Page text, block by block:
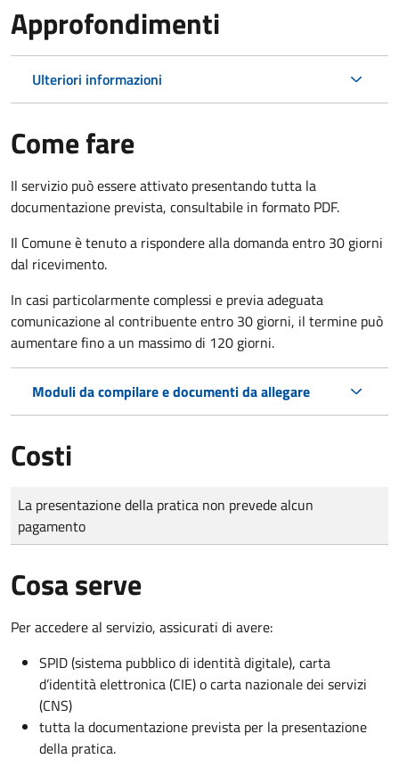
Approfondimenti
Ulteriori informazioni
Come fare
Il servizio può essere attivato presentando tutta la
documentazione prevista, consultabile in formato PDF.
Il Comune è tenuto a rispondere alla domanda entro 30 giorni
dal ricevimento.
In casi particolarmente complessi e previa adeguata
comunicazione al contribuente entro 30 giorni, il termine può
aumentare fino a un massimo di 120 giorni.
Moduli da compilare e documenti da allegare
Costi
Tipo di pagamento
Importo
La presentazione della pratica non prevede alcun
pagamento
Cosa serve
Per accedere al servizio, assicurati di avere:
SPID (sistema pubblico di identità digitale), carta
d’identità elettronica (CIE) o carta nazionale dei servizi
(CNS)
tutta la documentazione prevista per la presentazione
della pratica.